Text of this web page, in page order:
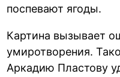
поспевают ягоды.
Картина вызывает
умиротворения.
Аркадию Пластову